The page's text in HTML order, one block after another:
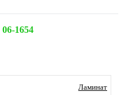
06-1654
Ламинат